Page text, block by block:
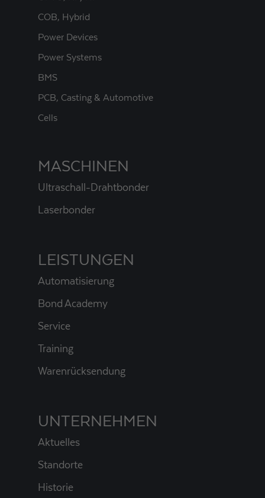
COB, Hybrid
Power Devices
Power Systems
BMS
PCB, Casting & Automotive
Cells
MASCHINEN
Ultraschall-Drahtbonder
Laserbonder
LEISTUNGEN
Automatisierung
Bond Academy
Service
Training
Warenrücksendung
UNTERNEHMEN
Aktuelles
Standorte
Historie